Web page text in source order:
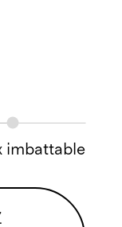
imbattable